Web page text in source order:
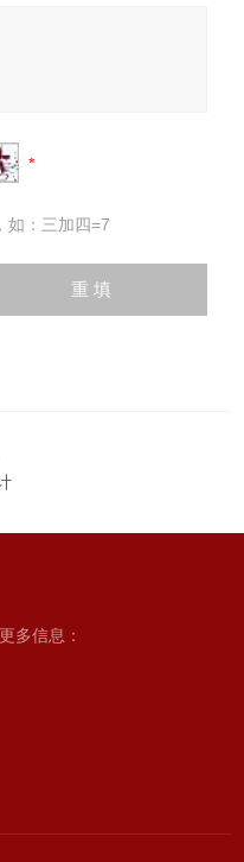
如：三加四=7
多信息：